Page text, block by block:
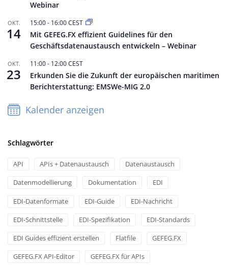
Webinar
OKT.
14
15:00- 16:00CEST
Mit GEFEG.FX effizient Guidelines für den
Geschäftsdatenaustausch entwickeln – Webinar
OKT.
23
11:00- 12:00CEST
Erkunden Sie die Zukunft der europäischen maritimen
Berichterstattung: EMSWe-MIG 2.0
Kalender anzeigen
Schlagwörter
API APIs + Datenaustausch Datenaustausch
Datenmodellierung Dokumentation EDI
EDI-Datenformate EDI-Guide EDI-Nachricht
EDI-Schnittstelle EDI-Spezifikation EDI-Standards
EDI Guides effizient erstellen Flatfile GEFEG.FX
GEFEG.FX API-Editor GEFEG.FX für APIs